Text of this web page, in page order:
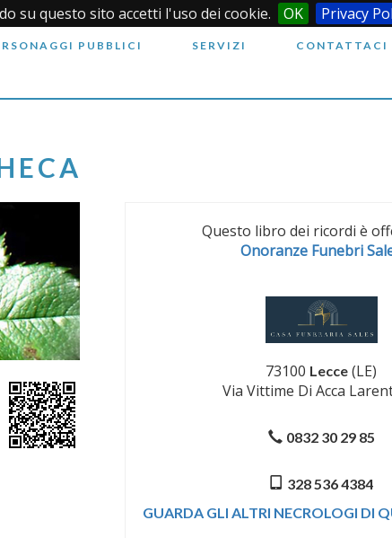
su questo sito accetti l'uso dei cookie. OK Privacy
PUBBLICI SERVIZI CONTATTACI
Questo libro dei ricordi è
Onoranze Funebri
73100 Lecce (LE)
Via Vittime Di Acca
0832 30 29 85
328 536 4384
GUARDA GLI ALTRI NECROLOGI DI